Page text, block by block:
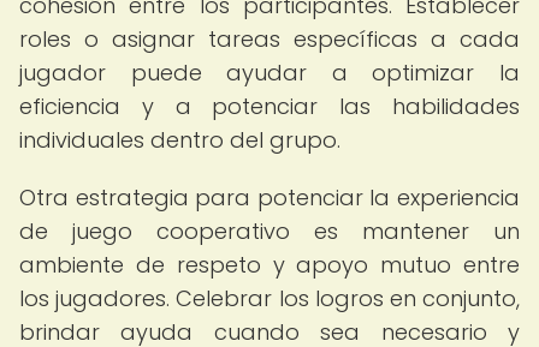
roles o asignar tareas específicas a cada
jugador puede ayudar a optimizar la
eficiencia y a potenciar las habilidades
individuales dentro del grupo.
Otra estrategia para potenciar la experiencia
de juego cooperativo es mantener un
ambiente de respeto y apoyo mutuo entre
los jugadores. Celebrar los logros en conjunto,
brindar ayuda cuando sea necesario y